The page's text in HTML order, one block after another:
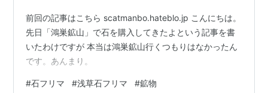
前回の記事はこちら scatmanbo.hateblo.jp こんにちは。
先日「鴻巣鉱山」で石を購入してきたよという記事を書
いたわけですが 本当は鴻巣鉱山行くつもりはなかったん
です。あんまり。
#石フリマ #浅草石フリマ #鉱物